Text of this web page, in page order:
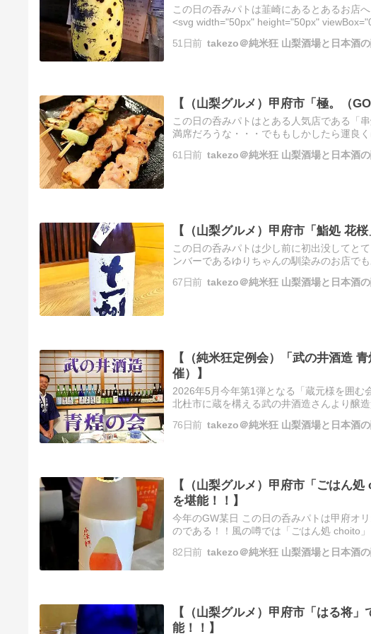
この日の吞みパトは韮崎にあるとあるお店
<svg width="50px" height="50px"
51日前 takezo＠純米狂 山梨酒場と日本酒
【（山梨グルメ）甲府市「極。（
この日の呑みパトはとある人気店である「
満席だろうな・・・でももしかしたら運良
に…
61日前 takezo＠純米狂 山梨酒場と日本酒
【（山梨グルメ）甲府市「鮨処 花
この日の呑みパトは少し前に初出没してと
ンバーであるゆりちゃんの馴染みのお店で
67日前 takezo＠純米狂 山梨酒場と日本酒
【（純米狂定例会）「武の井酒造
催）】
2026年5月今年第1弾となる「蔵元様を囲む
北杜市に蔵を構える武の井酒造さんより醸
76日前 takezo＠純米狂 山梨酒場と日本酒
【（山梨グルメ）甲府市「ごはん
を堪能！！】
今年のGW某日 この日の呑みパトは甲府オ
のである！！風の噂では「ごはん処 choito
82日前 takezo＠純米狂 山梨酒場と日本酒
【（山梨グルメ）甲府市「はる将
能！！】